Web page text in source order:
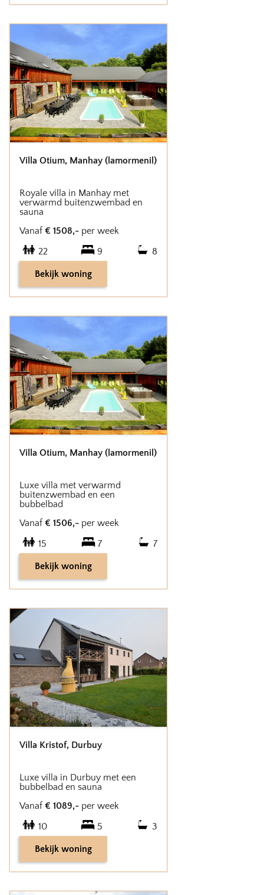
Villa Otium, Manhay (lamormenil)
Royale villa in Manhay met
verwarmd buitenzwembad en
sauna
Vanaf € 1508,- per week
22
9 8
Bekijk woning
Villa Otium, Manhay (lamormenil)
Luxe villa met verwarmd
buitenzwembad en een
bubbelbad
Vanaf € 1506,- per week
15
7 7
Bekijk woning
Villa Kristof, Durbuy
Luxe villa in Durbuy met een
bubbelbad en sauna
Vanaf € 1089,- per week
10
5 3
Bekijk woning